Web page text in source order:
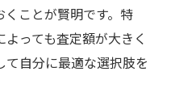
ことが賢明です。特
っても査定額が大きく
自分に最適な選択肢を